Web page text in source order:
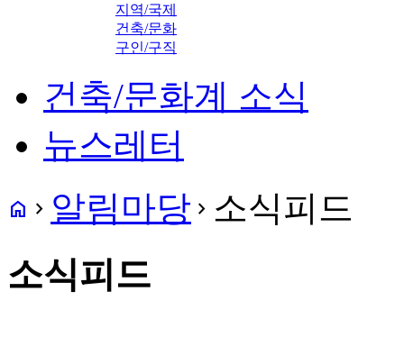
지역/국제
건축/문화
구인/구직
건축/문화계 소식
뉴스레터
home navigate_next 알림마당 navigate_next 소식피드
소식피드